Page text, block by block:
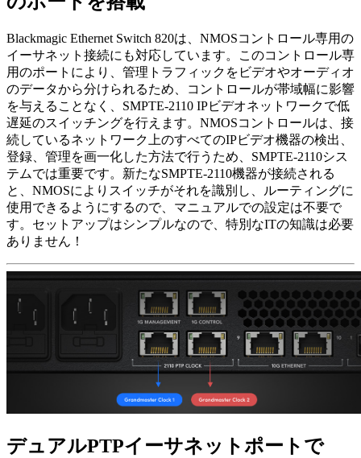
Blackmagic Ethernet Switch 820は、NMOSコントロール専用の
イーサネット接続にも対応しています。このコントロール専
用のポートにより、管理トラフィックをビデオやオーディオ
のデータから分けられるため、コントロールが帯域幅に影響
を与えることなく、SMPTE-2110 IPビデオネットワークで低
遅延のスイッチングを行えます。NMOSコントロールは、接
続しているネットワーク上のすべてのIPビデオ機器の検出、
登録、管理を画一化した方法で行うため、SMPTE-2110シス
テムでは重要です。新たなSMPTE-2110機器が接続される
と、NMOSによりスイッチがそれを識別し、ルーティングに
使用できるようにするので、マニュアルでの設定は不要で
す。セットアップはシンプルなので、特別なITの知識は必要
ありません！
デュアルPTPイーサネットポートで